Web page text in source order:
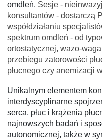
omdleń. Sesje -
konsultantów - dostarczą
współdziałaniu specjalistó
spektrum omdleń - od
ortostatycznej, wazo-
przebiegu zatorowości p
płucnego czy anemizacji
Unikalnym elementem
interdyscyplinarne
serca, płuc i krążenia
najnowszych badań i
autonomicznej, także w